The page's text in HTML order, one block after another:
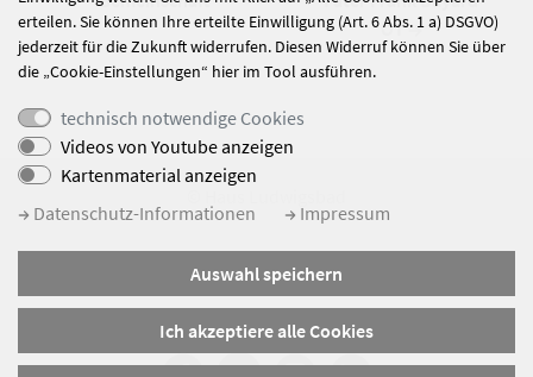
OT
Datenschutz
erteilen. Sie können Ihre erteilte Einwilligung (Art. 6 Abs. 1 a) DSGVO)
jederzeit für die Zukunft widerrufen. Diesen Widerruf können Sie über
die „Cookie-Einstellungen“ hier im Tool ausführen.
technisch notwendige Cookies
Videos von Youtube anzeigen
Kartenmaterial anzeigen
Datenschutz-Informationen
Impressum
Auswahl speichern
Ich akzeptiere alle Cookies